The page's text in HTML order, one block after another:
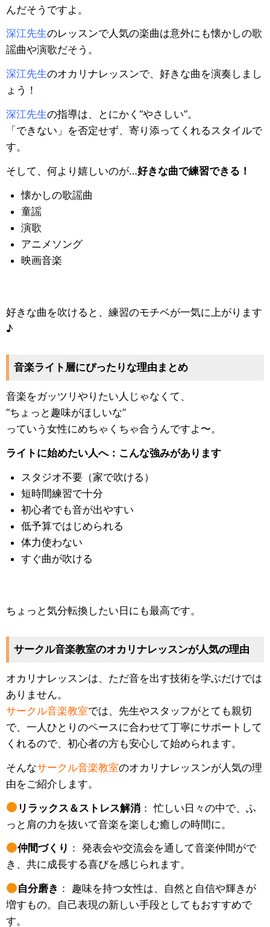
んだそうですよ。
深江先生のレッスンで人気の楽曲は意外にも懐かしの歌
謡曲や演歌だそう。
深江先生のオカリナレッスンで、好きな曲を演奏しまし
ょう！
深江先生の指導は、とにかく“やさしい”。
「できない」を否定せず、寄り添ってくれるスタイルで
す。
そして、何より嬉しいのが…好きな曲で練習できる！
懐かしの歌謡曲
童謡
演歌
アニメソング
映画音楽
好きな曲を吹けると、練習のモチベが一気に上がります
♪
音楽ライト層にぴったりな理由まとめ
音楽をガッツリやりたい人じゃなくて、
“ちょっと趣味がほしいな”
っていう女性にめちゃくちゃ合うんですよ〜。
ライトに始めたい人へ：こんな強みがあります
スタジオ不要（家で吹ける）
短時間練習で十分
初心者でも音が出やすい
低予算ではじめられる
体力使わない
すぐ曲が吹ける
ちょっと気分転換したい日にも最高です。
サークル音楽教室のオカリナレッスンが人気の理由
オカリナレッスンは、ただ音を出す技術を学ぶだけでは
ありません。
サークル音楽教室では、先生やスタッフがとても親切
で、一人ひとりのペースに合わせて丁寧にサポートして
くれるので、初心者の方も安心して始められます。
そんなサークル音楽教室のオカリナレッスンが人気の理
由をご紹介します。
リラックス＆ストレス解消 ： 忙しい日々の中で、ふ
っと肩の力を抜いて音楽を楽しむ癒しの時間に。
仲間づくり ： 発表会や交流会を通して音楽仲間がで
き、共に成長する喜びを感じられます。
自分磨き ： 趣味を持つ女性は、自然と自信や輝きが
増すもの。自己表現の新しい手段としてもおすすめで
す。